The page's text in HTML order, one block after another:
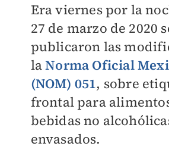
Era viernes por la
27 de marzo de 2020
publicaron las
laNorma Oficial
(NOM) 051, sobre
frontal para
bebidas no
envasados.